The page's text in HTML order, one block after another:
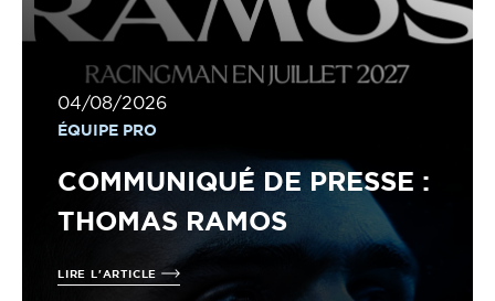
04/08/2026
ÉQUIPE PRO
COMMUNIQUÉ DE PRESSE :
THOMAS RAMOS
LIRE L'ARTICLE